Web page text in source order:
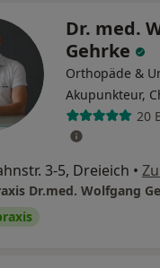
Dr. med.
Gehrke
Orthopäde &
Akupunkteur,
20
3-5, Dreieich •